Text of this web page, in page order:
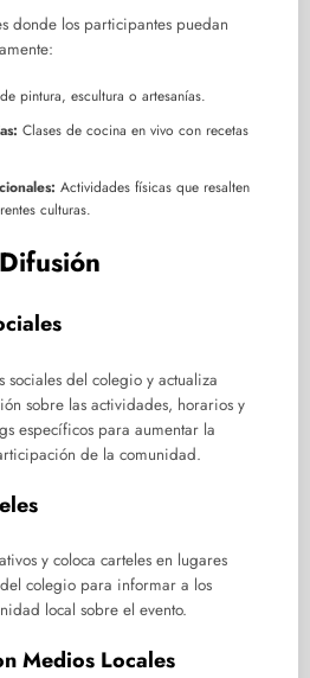
donde los participantes puedan
pintura, escultura o artesanías.
Clases de cocina en vivo con recetas
Actividades físicas que resalten
culturas.
sociales del colegio y actualiza
sobre las actividades, horarios y
específicos para aumentar la
de la comunidad.
y coloca carteles en lugares
colegio para informar a los
local sobre el evento.
Medios Locales